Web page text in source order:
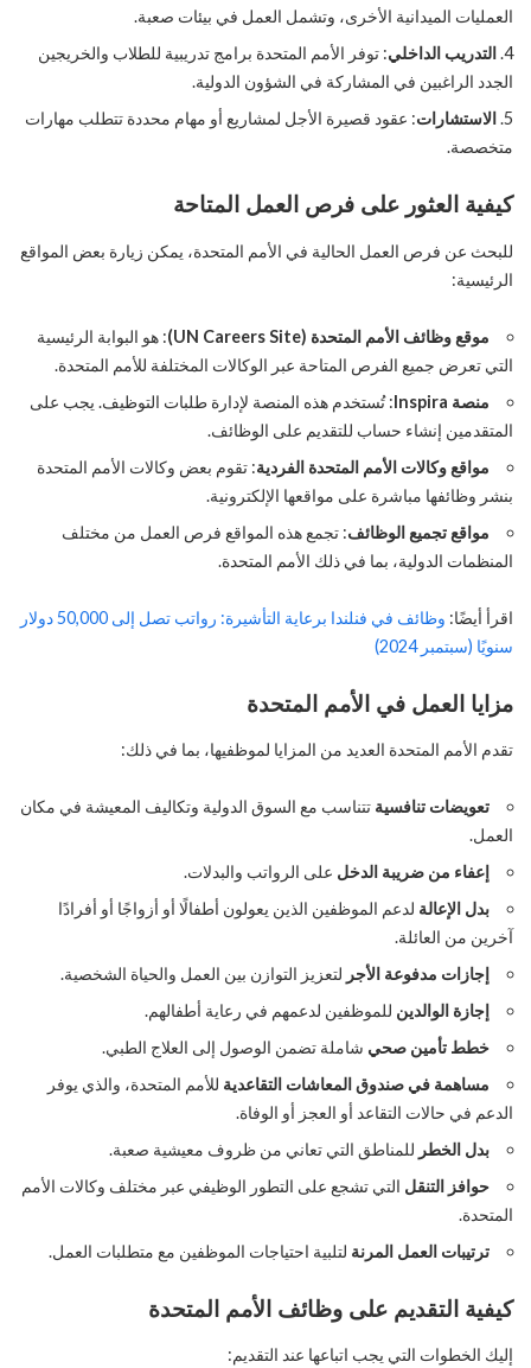
العمليات الميدانية الأخرى، وتشمل العمل في بيئات صعبة.
التدريب الداخلي: توفر الأمم المتحدة برامج تدريبية للطلاب والخريجين
الجدد الراغبين في المشاركة في الشؤون الدولية.
الاستشارات: عقود قصيرة الأجل لمشاريع أو مهام محددة تتطلب مهارات
متخصصة.
كيفية العثور على فرص العمل المتاحة
للبحث عن فرص العمل الحالية في الأمم المتحدة، يمكن زيارة بعض المواقع
الرئيسية:
موقع وظائف الأمم المتحدة (UN Careers Site)
: هو البوابة الرئيسية
التي تعرض جميع الفرص المتاحة عبر الوكالات المختلفة للأمم المتحدة.
منصة Inspira
: تُستخدم هذه المنصة لإدارة طلبات التوظيف. يجب على
المتقدمين إنشاء حساب للتقديم على الوظائف.
مواقع وكالات الأمم المتحدة الفردية: تقوم بعض وكالات الأمم المتحدة
بنشر وظائفها مباشرة على مواقعها الإلكترونية.
مواقع تجميع الوظائف: تجمع هذه المواقع فرص العمل من مختلف
المنظمات الدولية، بما في ذلك الأمم المتحدة.
اقرأ أيضًا:
وظائف في فنلندا برعاية التأشيرة: رواتب تصل إلى 50,000 دولار
سنويًا (سبتمبر 2024)
مزايا العمل في الأمم المتحدة
تقدم الأمم المتحدة العديد من المزايا لموظفيها، بما في ذلك:
تعويضات تنافسية تتناسب مع السوق الدولية وتكاليف المعيشة في مكان
العمل.
إعفاء من ضريبة الدخل على الرواتب والبدلات.
بدل الإعالة لدعم الموظفين الذين يعولون أطفالًا أو أزواجًا أو أفرادًا
آخرين من العائلة.
إجازات مدفوعة الأجر لتعزيز التوازن بين العمل والحياة الشخصية.
إجازة الوالدين للموظفين لدعمهم في رعاية أطفالهم.
خطط تأمين صحي شاملة تضمن الوصول إلى العلاج الطبي.
مساهمة في صندوق المعاشات التقاعدية للأمم المتحدة، والذي يوفر
الدعم في حالات التقاعد أو العجز أو الوفاة.
بدل الخطر للمناطق التي تعاني من ظروف معيشية صعبة.
حوافز التنقل التي تشجع على التطور الوظيفي عبر مختلف وكالات الأمم
المتحدة.
ترتيبات العمل المرنة لتلبية احتياجات الموظفين مع متطلبات العمل.
كيفية التقديم على وظائف الأمم المتحدة
إليك الخطوات التي يجب اتباعها عند التقديم: